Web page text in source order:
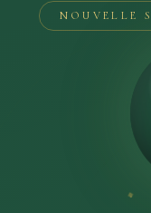
NOUVELLE